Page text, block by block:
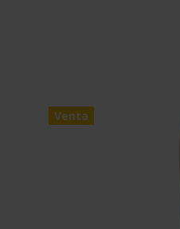
Venta